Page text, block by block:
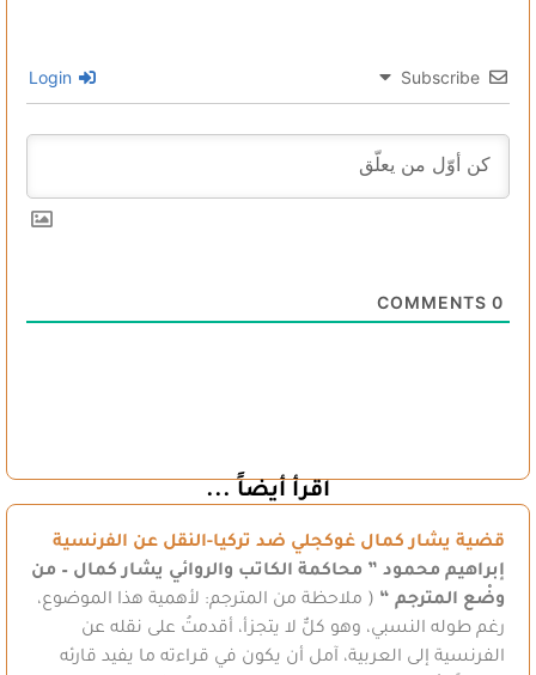
Subscribe
0
اقرأ أيضاً ...
قضية يشار كمال غوكجلي ضد تركيا-النقل عن الفرنسية
إبراهيم محمود ” محاكمة الكاتب والروائي يشار كمال – من
وضْع المترجم “ ( ملاحظة من المترجم: لأهمية هذا الموضوع،
رغم طوله النسبي، وهو كلٌّ لا يتجزأ، أقدمتُ على نقله عن
الفرنسية إلى العربية، آمل أن يكون في قراءته ما يفيد قارئه